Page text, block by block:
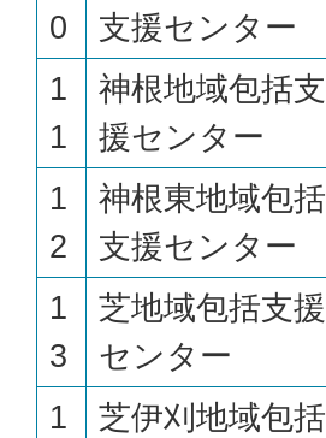
0
支援センター
1
1
神根地域包括支
援センター
1
2
神根東地域包括
支援センター
1
3
芝地域包括支援
センター
1
芝伊刈地域包括